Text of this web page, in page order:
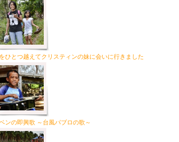
ひとつ越えてクリスティンの妹に会いに行きました
ンの即興歌 ～台風パブロの歌～